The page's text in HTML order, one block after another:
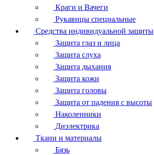
Краги и Вачеги
Рукавицы специальные
Средства индивидуальной защиты
Защита глаз и лица
Защита слуха
Защита дыхания
Защита кожи
Защита головы
Защита от падения с высоты
Наколенники
Диэлектрика
Ткани и материалы
Бязь